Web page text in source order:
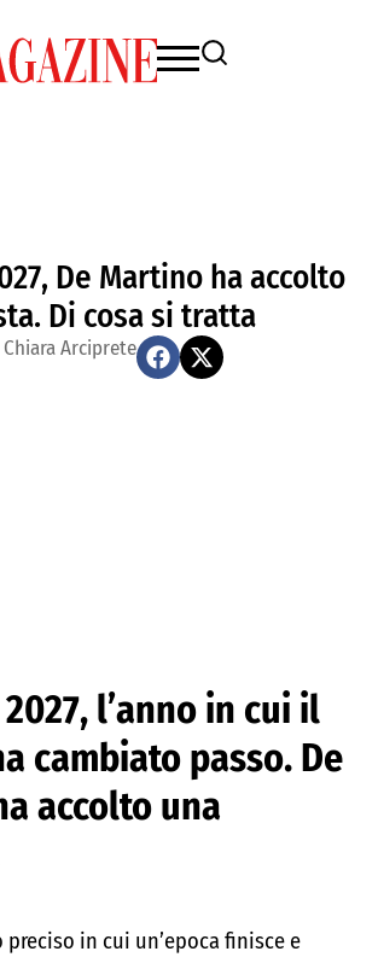
De Martino ha accolto
Di cosa si tratta
Chiara Arciprete
l’anno in cui il
cambiato passo. De
accolto una
preciso in cui un’epoca finisce e